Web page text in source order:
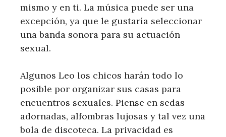
mismo y en ti. La música puede ser una
excepción, ya que le gustaría seleccionar
una banda sonora para su actuación
sexual.
Algunos Leo los chicos harán todo lo
posible por organizar sus casas para
encuentros sexuales. Piense en sedas
adornadas, alfombras lujosas y tal vez una
bola de discoteca. La privacidad es